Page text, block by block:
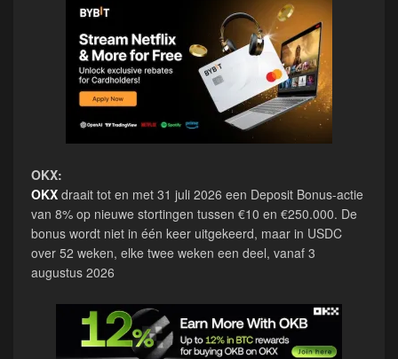
OKX:
OKX draait tot en met 31 juli 2026 een Deposit Bonus-actie
van 8% op nieuwe stortingen tussen €10 en €250.000. De
bonus wordt niet in één keer uitgekeerd, maar in USDC
over 52 weken, elke twee weken een deel, vanaf 3
augustus 2026